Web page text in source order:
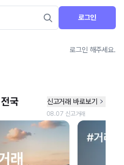
로그인
로그인 해주세요.